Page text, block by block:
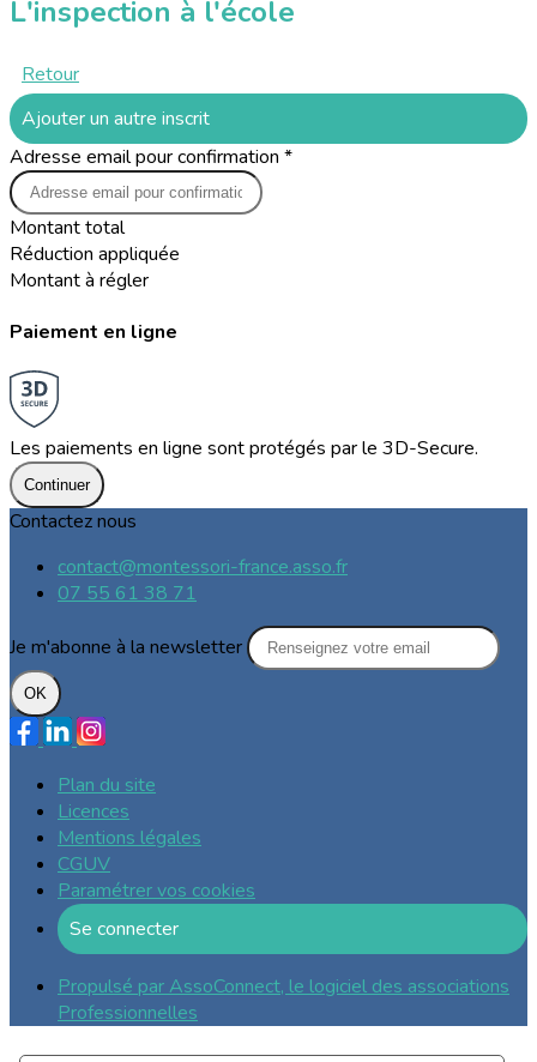
L'inspection à l'école
Retour
Ajouter un autre inscrit
Adresse email pour confirmation *
Montant total
Réduction appliquée
Montant à régler
Paiement en ligne
Les paiements en ligne sont protégés par le 3D-Secure.
Continuer
Contactez nous
contact@montessori-france.asso.fr
07 55 61 38 71
Je m'abonne à la newsletter
OK
Plan du site
Licences
Mentions légales
CGUV
Paramétrer vos cookies
Se connecter
Propulsé par AssoConnect, le logiciel des associations
Professionnelles